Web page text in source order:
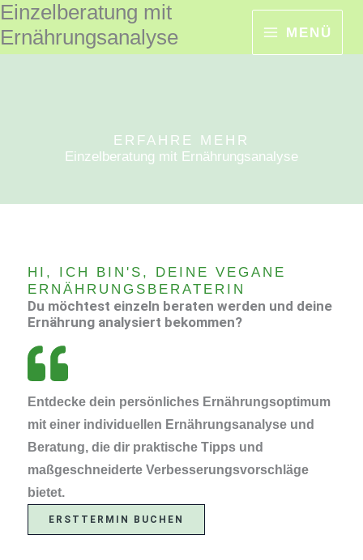
Zum
Inhalt
springen
MENÜ
Einzelberatung mit
Ernährungsanalyse
ERFAHRE MEHR
Einzelberatung mit Ernährungsanalyse
HI, ICH BIN'S, DEINE VEGANE
ERNÄHRUNGSBERATERIN
Du möchtest einzeln beraten werden und deine
Ernährung analysiert bekommen?
Entdecke dein persönliches Ernährungsoptimum
mit einer individuellen Ernährungsanalyse und
Beratung, die dir praktische Tipps und
maßgeschneiderte Verbesserungsvorschläge
bietet.
ERSTTERMIN BUCHEN